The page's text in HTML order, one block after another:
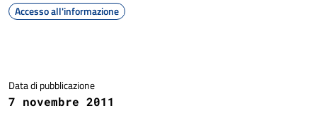
Accesso all'informazione
Data di pubblicazione
7 novembre 2011